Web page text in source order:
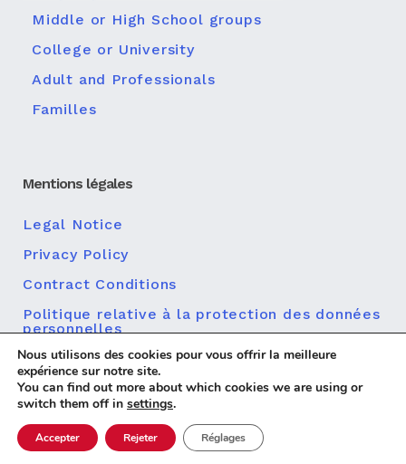
Middle or High School groups
College or University
Adult and Professionals
Familles
Mentions légales
Legal Notice
Privacy Policy
Contract Conditions
Politique relative à la protection des données
personnelles
Politique en matière de cookies
© 2026 Centro MundoLengua |
Nous utilisons des cookies pour vous offrir la meilleure
expérience sur notre site.
You can find out more about which cookies we are using or
switch them off in settings.
Accepter Rejeter Réglages